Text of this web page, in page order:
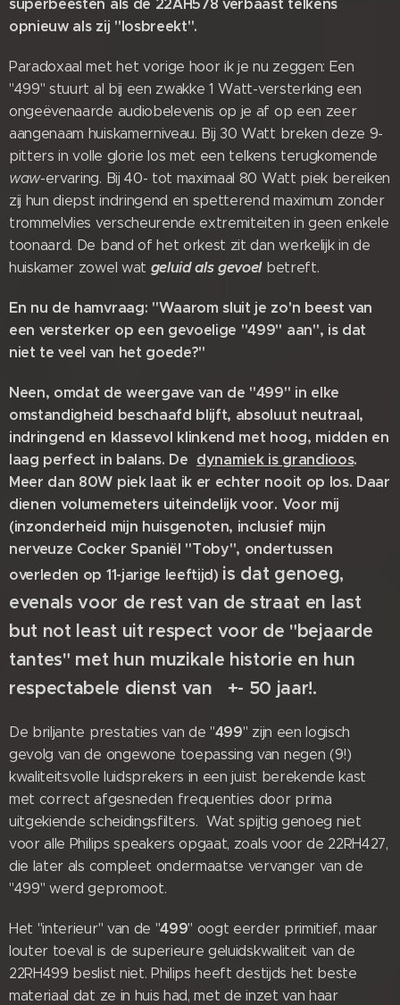
opnieuw als zij "losbreekt".
Paradoxaal met het vorige hoor ik je nu zeggen: Een
"499" stuurt al bij een zwakke 1 Watt-versterking een
ongeëvenaarde audiobelevenis op je af op een zeer
aangenaam huiskamerniveau. Bij 30 Watt breken deze 9-
pitters in volle glorie los met een telkens terugkomende
waw-ervaring. Bij 40- tot maximaal 80 Watt piek bereiken
zij hun diepst indringend en spetterend maximum zonder
trommelvlies verscheurende extremiteiten in geen enkele
toonaard. De band of het orkest zit dan werkelijk in de
huiskamer zowel wat geluid als gevoelbetreft.
En nu de hamvraag: "Waarom sluit je zo'n beest van
een versterker op een gevoelige "499" aan", is dat
niet te veel van het goede?"
Neen, omdat de weergave van de "499" in elke
omstandigheid beschaafd blijft, absoluut neutraal,
indringend en klassevol klinkend met hoog, midden en
laag perfect in balans. De dynamiek is grandioos.
Meer dan 80W piek laat ik er echter nooit op los. Daar
dienen volumemeters uiteindelijk voor. Voor mij
(inzonderheid mijn huisgenoten, inclusief mijn
nerveuze Cocker Spaniël "Toby", ondertussen
overleden op 11-jarige leeftijd) is dat genoeg,
evenals voor de rest van de straat en last
but not least uit respect voor de "bejaarde
tantes" met hun muzikale historie en hun
respectabele dienst van +- 50 jaar!.
De briljante prestaties van de "499" zijn een logisch
gevolg van de ongewone toepassing van negen (9!)
kwaliteitsvolle luidsprekers in een juist berekende kast
met correct afgesneden frequenties door prima
uitgekiende scheidingsfilters. Wat spijtig genoeg niet
voor alle Philips speakers opgaat, zoals voor de 22RH427,
die later als compleet ondermaatse vervanger van de
"499" werd gepromoot.
Het "interieur" van de "499" oogt eerder primitief, maar
louter toeval is de superieure geluidskwaliteit van de
22RH499 beslist niet. Philips heeft destijds het beste
materiaal dat ze in huis had, met de inzet van haar